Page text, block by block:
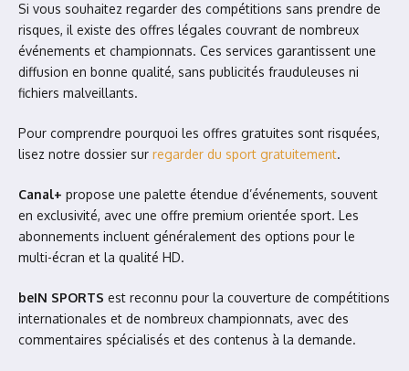
Si vous souhaitez regarder des compétitions sans prendre de
risques, il existe des offres légales couvrant de nombreux
événements et championnats. Ces services garantissent une
diffusion en bonne qualité, sans publicités frauduleuses ni
fichiers malveillants.
Pour comprendre pourquoi les offres gratuites sont risquées,
lisez notre dossier sur regarder du sport gratuitement.
Canal+ propose une palette étendue d’événements, souvent
en exclusivité, avec une offre premium orientée sport. Les
abonnements incluent généralement des options pour le
multi-écran et la qualité HD.
beIN SPORTS est reconnu pour la couverture de compétitions
internationales et de nombreux championnats, avec des
commentaires spécialisés et des contenus à la demande.